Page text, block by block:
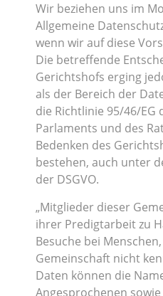
Wir beziehen uns im
Allgemeine
wenn wir auf diese
Die betreffende
Gerichtshofs erging
als der Bereich der
die Richtlinie 95/46/EG
Parlaments und des
Bedenken des
bestehen, auch unter
der DSGVO.
„Mitglieder dieser
ihrer Predigtarbeit zu
Besuche bei
Gemeinschaft nicht
Daten können die
Angesprochenen